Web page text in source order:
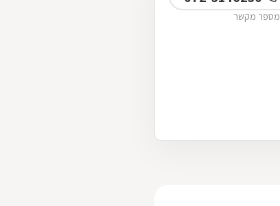
מספר מקשר